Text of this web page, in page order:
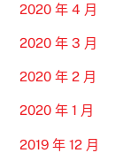
2020 年 4 月
2020 年 3 月
2020 年 2 月
2020 年 1 月
2019 年 12 月